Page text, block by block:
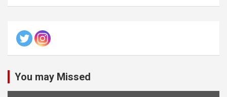
You may Missed